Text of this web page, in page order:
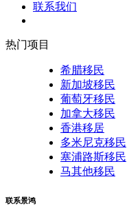
联系我们
热门项目
希腊移民
新加坡移民
葡萄牙移民
加拿大移民
香港移居
多米尼克移民
塞浦路斯移民
马其他移民
联系景鸿